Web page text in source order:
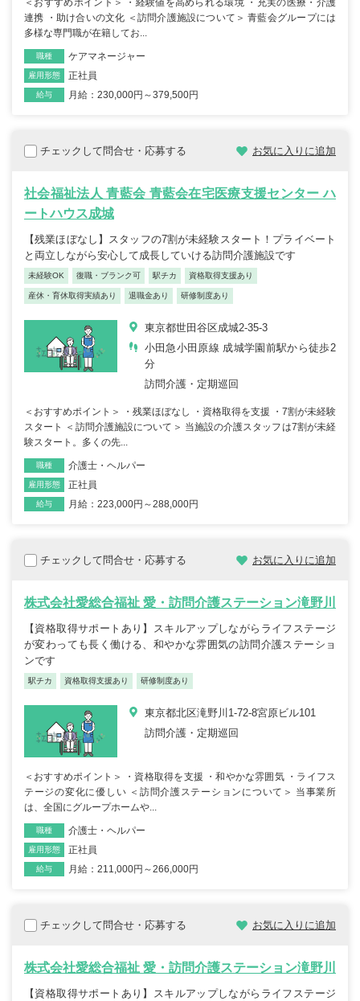
連携 ・助け合いの文化 ＜訪問介護施設について＞ 青藍会グループには
多様な専門職が在籍してお...
職種 ケアマネージャー
雇用形態 正社員
給与 月給：230,000円～379,500円
チェックして問合せ・応募する お気に入りに追加
社会福祉法人 青藍会 青藍会在宅医療支援センター ハ
ートハウス成城
【残業ほぼなし】スタッフの7割が未経験スタート！プライベート
と両立しながら安心して成長していける訪問介護施設です
未経験OK 復職・ブランク可 駅チカ 資格取得支援あり
産休・育休取得実績あり 退職金あり 研修制度あり
東京都世田谷区成城2-35-3
小田急小田原線 成城学園前駅から徒歩2
分
訪問介護・定期巡回
＜おすすめポイント＞ ・残業ほぼなし ・資格取得を支援 ・7割が未経験
スタート ＜訪問介護施設について＞ 当施設の介護スタッフは7割が未経
験スタート。多くの先...
職種 介護士・ヘルパー
雇用形態 正社員
給与 月給：223,000円～288,000円
チェックして問合せ・応募する お気に入りに追加
株式会社愛総合福祉 愛・訪問介護ステーション滝野川
【資格取得サポートあり】スキルアップしながらライフステージ
が変わっても長く働ける、和やかな雰囲気の訪問介護ステーショ
ンです
駅チカ 資格取得支援あり 研修制度あり
東京都北区滝野川1-72-8宮原ビル101
訪問介護・定期巡回
＜おすすめポイント＞ ・資格取得を支援 ・和やかな雰囲気 ・ライフス
テージの変化に優しい ＜訪問介護ステーションについて＞ 当事業所
は、全国にグループホームや...
職種 介護士・ヘルパー
雇用形態 正社員
給与 月給：211,000円～266,000円
チェックして問合せ・応募する お気に入りに追加
株式会社愛総合福祉 愛・訪問介護ステーション滝野川
【資格取得サポートあり】スキルアップしながらライフステージ